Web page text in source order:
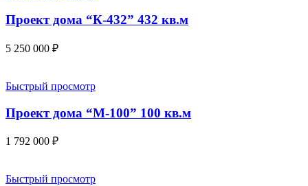
Проект дома “К-432” 432 кв.м
5 250 000 ₽
Быстрый просмотр
Проект дома “М-100” 100 кв.м
1 792 000 ₽
Быстрый просмотр